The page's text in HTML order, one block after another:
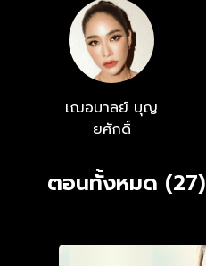
เฌอมาลย์ บุญ
ยศักดิ์
ตอนทั้งหมด (27)